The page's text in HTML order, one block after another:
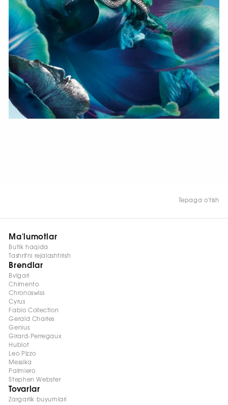
Tepaga o'tish
Ma'lumotlar
Butik haqida
Tashrifni rejalashtirish
Brendlar
Bvlgari
Chimento
Chronoswiss
Cyrus
Fabio Collection
Gerald Charles
Genius
Girard-Perregaux
Hublot
Leo Pizzo
Messika
Palmiero
Stephen Webster
Tovarlar
Zargarlik buyumlari